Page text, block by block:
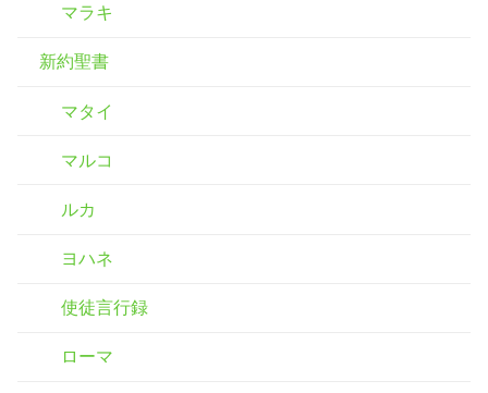
マラキ
新約聖書
マタイ
マルコ
ルカ
ヨハネ
使徒言行録
ローマ